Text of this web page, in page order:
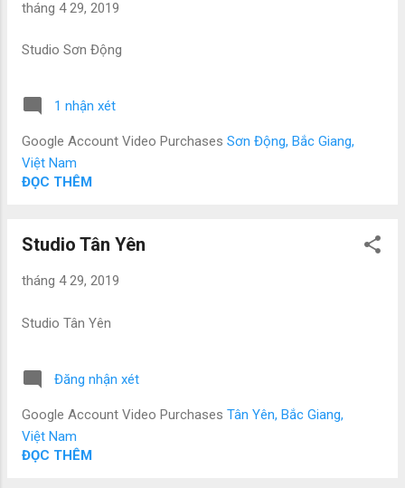
tháng 4 29, 2019
Studio Sơn Động
1 nhận xét
Google Account Video Purchases Sơn Động, Bắc Giang,
Việt Nam
ĐỌC THÊM
Studio Tân Yên
tháng 4 29, 2019
Studio Tân Yên
Đăng nhận xét
Google Account Video Purchases Tân Yên, Bắc Giang,
Việt Nam
ĐỌC THÊM